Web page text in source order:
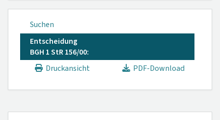
Suchen
Entscheidung
BGH 1 StR 156/00:
Druckansicht
PDF-Download